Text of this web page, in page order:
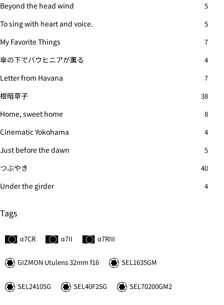
Beyond the head wind 5
To sing with heart and voice. 5
My Favorite Things 7
傘の下でバウヒニアが薫る 4
Letter from Havana 7
根暗草子 38
Home, sweet home 8
Cinematic Yokohama 4
Just before the dawn 5
つぶやき 40
Under the girder 4
Tags
α7CR α7II α7RIII
GIZMON Utulens 32mm f16 SEL1635GM
SEL24105G SEL40F25G SEL70200GM2